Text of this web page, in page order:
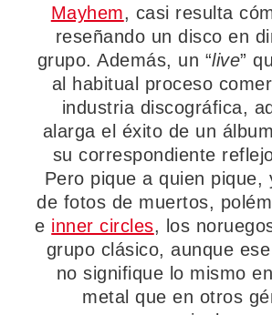
Mayhem, casi resulta
reseñando un disco en
grupo. Además, un “live”
al habitual proceso
industria discográfica,
alarga el éxito de un
su correspondiente
Pero pique a quien pique,
de fotos de muertos,
e inner circles, los
grupo clásico, aunque
no signifique lo mismo
metal que en otros